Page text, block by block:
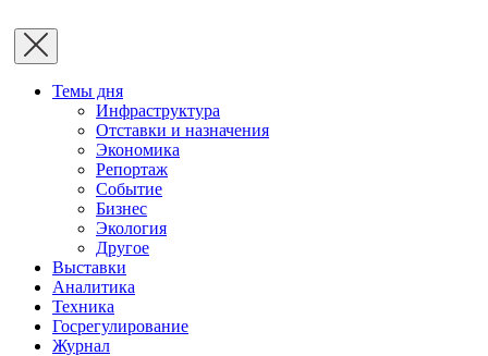
Темы дня
Инфраструктура
Отставки и назначения
Экономика
Репортаж
Событие
Бизнес
Экология
Другое
Выставки
Аналитика
Техника
Госрегулирование
Журнал